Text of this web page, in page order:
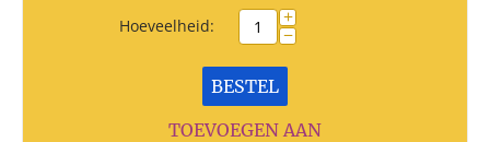
Hoeveelheid:
+
−
BESTEL
TOEVOEGEN AAN